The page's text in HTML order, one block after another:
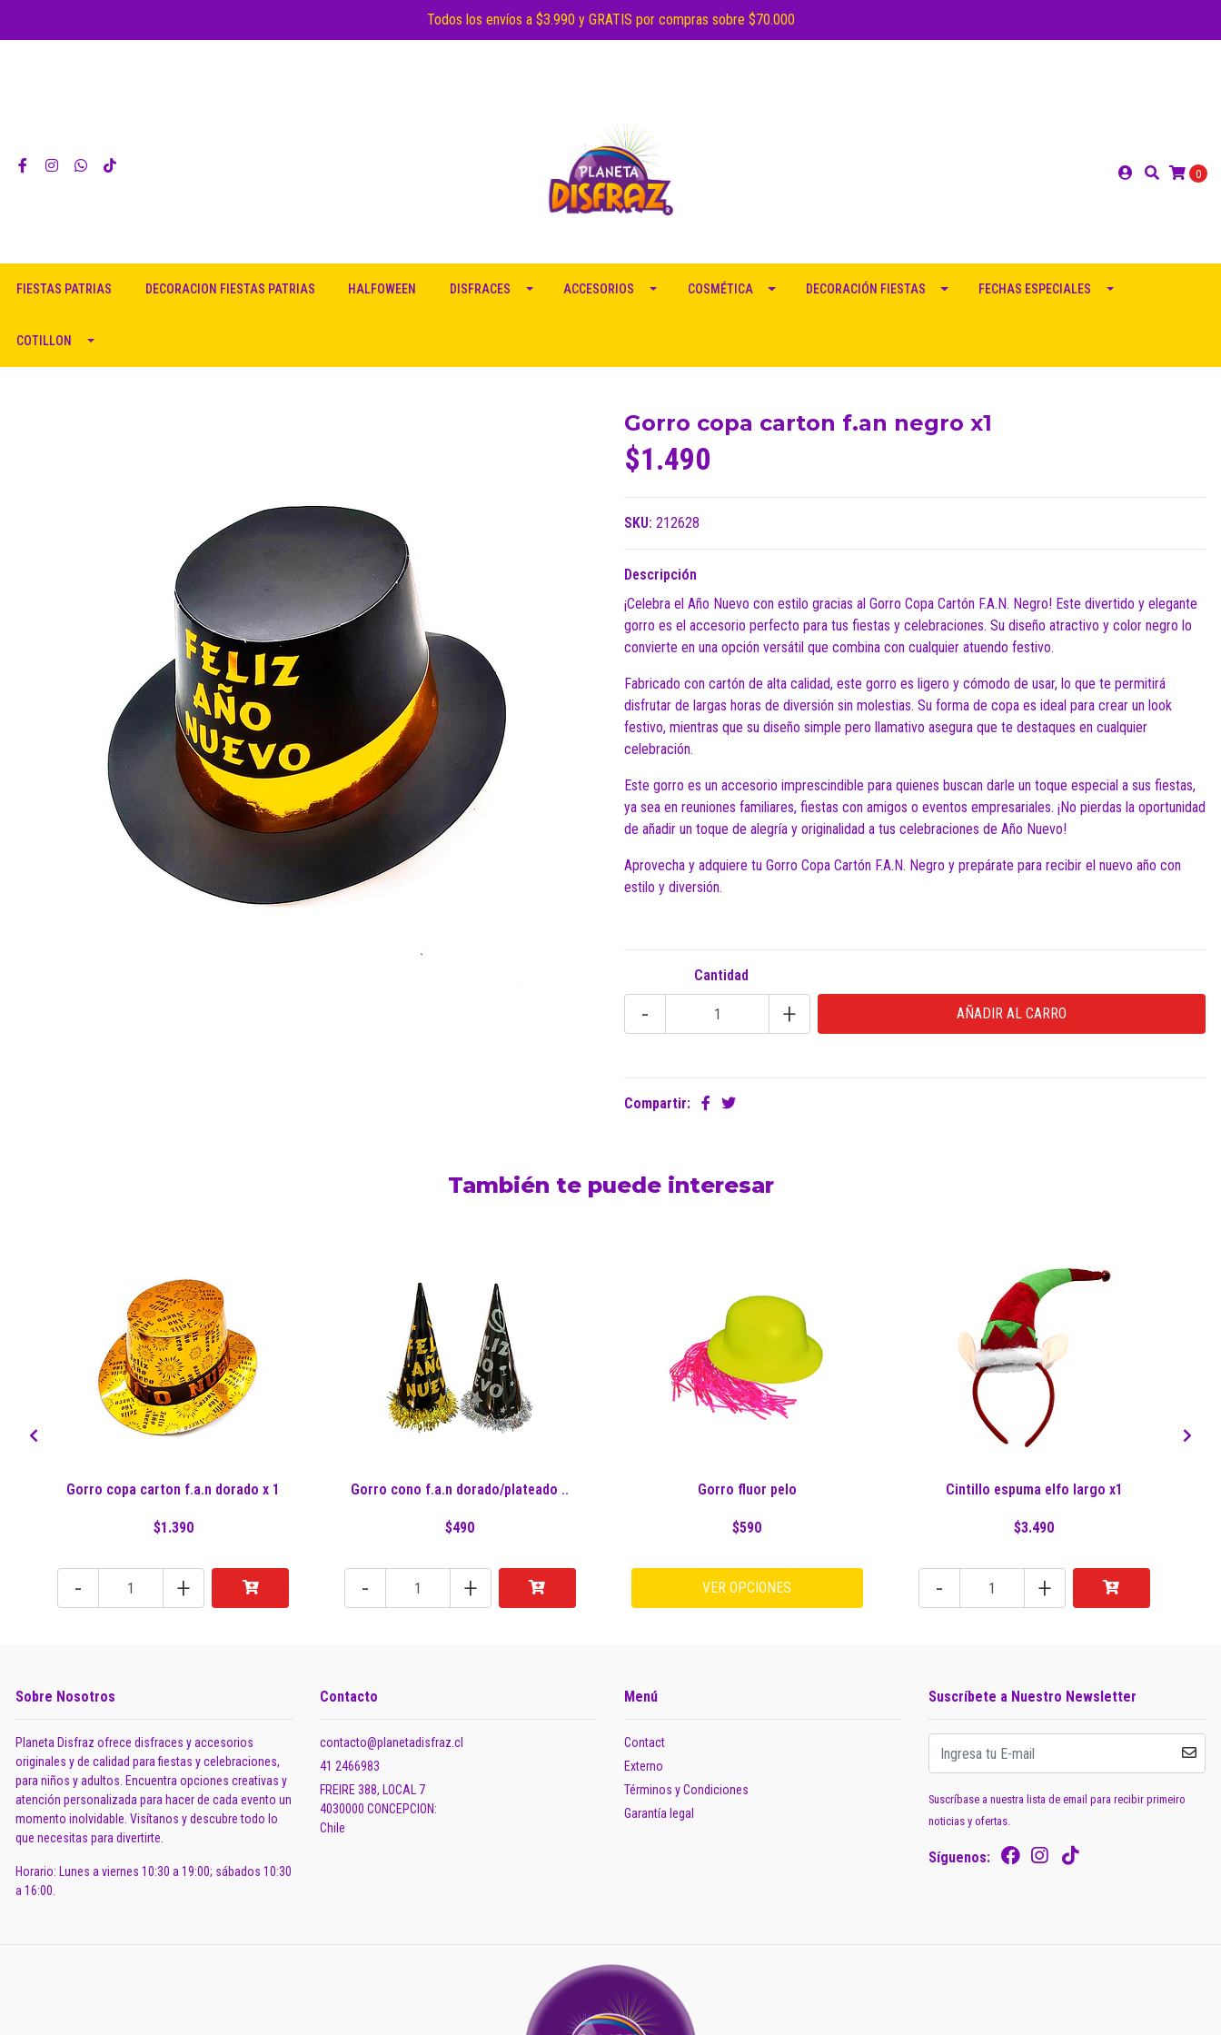
Todos los envíos a $3.990 y GRATIS por compras sobre $70.000
0
FIESTAS PATRIAS DECORACION FIESTAS PATRIAS HALFOWEEN DISFRACES ACCESORIOS COSMÉTICA DECORACIÓN FIESTAS FECHAS ESPECIALES
COTILLON
Gorro copa carton f.an negro x1
$1.490
SKU: 212628
Descripción
¡Celebra el Año Nuevo con estilo gracias al Gorro Copa Cartón F.A.N. Negro! Este divertido y elegante
gorro es el accesorio perfecto para tus fiestas y celebraciones. Su diseño atractivo y color negro lo
convierte en una opción versátil que combina con cualquier atuendo festivo.
Fabricado con cartón de alta calidad, este gorro es ligero y cómodo de usar, lo que te permitirá
disfrutar de largas horas de diversión sin molestias. Su forma de copa es ideal para crear un look
festivo, mientras que su diseño simple pero llamativo asegura que te destaques en cualquier
celebración.
Este gorro es un accesorio imprescindible para quienes buscan darle un toque especial a sus fiestas,
ya sea en reuniones familiares, fiestas con amigos o eventos empresariales. ¡No pierdas la oportunidad
de añadir un toque de alegría y originalidad a tus celebraciones de Año Nuevo!
Aprovecha y adquiere tu Gorro Copa Cartón F.A.N. Negro y prepárate para recibir el nuevo año con
estilo y diversión.
Cantidad
- +
Compartir:
También te puede interesar
Gorro copa carton f.a.n dorado x 1
$1.390
- +
Gorro cono f.a.n dorado/plateado ..
$490
- +
Gorro fluor pelo
$590
VER OPCIONES
Cintillo espuma elfo largo x1
$3.490
- +
Sobre Nosotros
Planeta Disfraz ofrece disfraces y accesorios
originales y de calidad para fiestas y celebraciones,
para niños y adultos. Encuentra opciones creativas y
atención personalizada para hacer de cada evento un
momento inolvidable. Visítanos y descubre todo lo
que necesitas para divertirte.
Horario: Lunes a viernes 10:30 a 19:00; sábados 10:30
a 16:00.
Contacto
contacto@planetadisfraz.cl
41 2466983
FREIRE 388, LOCAL 7
4030000 CONCEPCION:
Chile
Menú
Contact
Externo
Términos y Condiciones
Garantía legal
Suscríbete a Nuestro Newsletter
Suscríbase a nuestra lista de email para recibir primeiro
noticias y ofertas.
Síguenos: